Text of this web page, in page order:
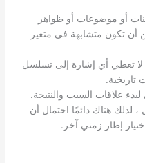
أو موضوعات أو ظواهر
أن تكون متشابهة في متغير
لا تعطي أي إشارة إلى تسلسل
علاقات السبب والنتيجة.
لذلك هناك دائمًا احتمال أن
إطار زمني آخر.